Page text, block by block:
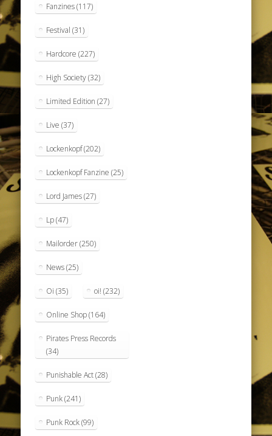
Fanzines(117)
Festival (31)
Hardcore (227)
High Society(32)
Limited Edition (27)
Live (37)
Lockenkopf(202)
Lockenkopf Fanzine (25)
Lord James(27)
Lp(47)
Mailorder(250)
News(25)
Oi (35) oi! (232)
Online Shop(164)
Pirates Press Records
(34)
Punishable Act(28)
Punk(241)
Punk Rock(99)